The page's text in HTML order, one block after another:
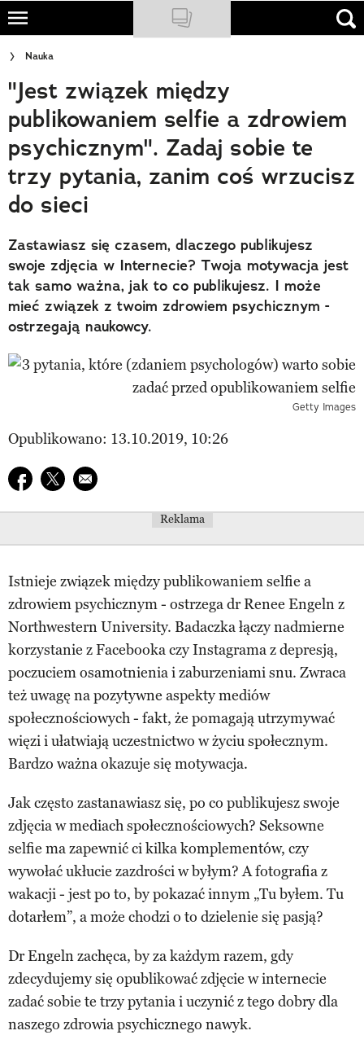
Skip
main
content
NATIONAL GEOGRAPHIC
TRAVELER
PODCASTY
Sklep
Newsletter
Wielki Konkurs Fotograficzny
Trendbook Podróżniczy
Nauka
"Jest związek między
publikowaniem selfie a zdrowiem
psychicznym". Zadaj sobie te
trzy pytania, zanim coś wrzucisz
do sieci
Zastawiasz się czasem, dlaczego publikujesz
swoje zdjęcia w Internecie? Twoja motywacja jest
tak samo ważna, jak to co publikujesz. I może
mieć związek z twoim zdrowiem psychicznym -
ostrzegają naukowcy.
Getty Images
Opublikowano: 13.10.2019, 10:26
Udostępnij na facebook
Udostępnij na twitter
E-mail do przyjaciela
Reklama
Istnieje związek między publikowaniem selfie a
zdrowiem psychicznym - ostrzega dr Renee Engeln z
Northwestern University. Badaczka łączy nadmierne
korzystanie z Facebooka czy Instagrama z depresją,
poczuciem osamotnienia i zaburzeniami snu. Zwraca
też uwagę na pozytywne aspekty mediów
społecznościowych - fakt, że pomagają utrzymywać
więzi i ułatwiają uczestnictwo w życiu społecznym.
Bardzo ważna okazuje się motywacja.
Jak często zastanawiasz się, po co publikujesz swoje
zdjęcia w mediach społecznościowych? Seksowne
selfie ma zapewnić ci kilka komplementów, czy
wywołać ukłucie zazdrości w byłym? A fotografia z
wakacji - jest po to, by pokazać innym „Tu byłem. Tu
dotarłem”, a może chodzi o to dzielenie się pasją?
Dr Engeln zachęca, by za każdym razem, gdy
zdecydujemy się opublikować zdjęcie w internecie
zadać sobie te trzy pytania i uczynić z tego dobry dla
naszego zdrowia psychicznego nawyk.